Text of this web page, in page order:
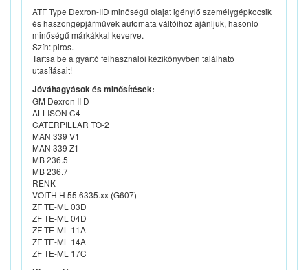
ATF Type Dexron-IID minőségű olajat igénylő személygépkocsik
és haszongépjárművek automata váltóihoz ajánljuk, hasonló
minőségű márkákkal keverve.
Szín: piros.
Tartsa be a gyártó felhasználói kézikönyvben található
utasításait!
Jóváhagyások és minősítések:
GM Dexron II D
ALLISON C4
CATERPILLAR TO-2
MAN 339 V1
MAN 339 Z1
MB 236.5
MB 236.7
RENK
VOITH H 55.6335.xx (G607)
ZF TE-ML 03D
ZF TE-ML 04D
ZF TE-ML 11A
ZF TE-ML 14A
ZF TE-ML 17C